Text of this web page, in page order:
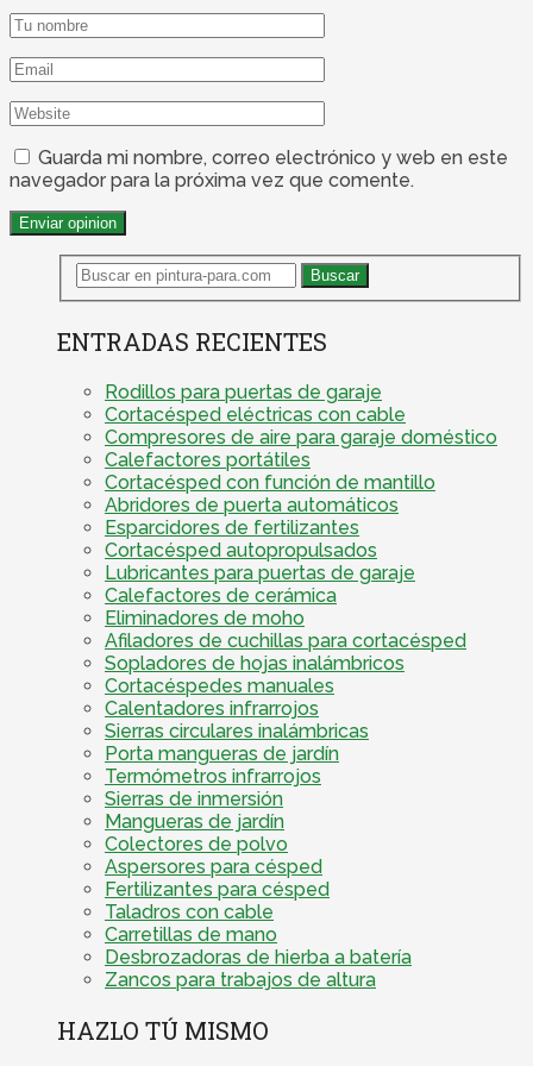
Guarda mi nombre, correo electrónico y web en este
navegador para la próxima vez que comente.
ENTRADAS RECIENTES
Rodillos para puertas de garaje
Cortacésped eléctricas con cable
Compresores de aire para garaje doméstico
Calefactores portátiles
Cortacésped con función de mantillo
Abridores de puerta automáticos
Esparcidores de fertilizantes
Cortacésped autopropulsados
Lubricantes para puertas de garaje
Calefactores de cerámica
Eliminadores de moho
Afiladores de cuchillas para cortacésped
Sopladores de hojas inalámbricos
Cortacéspedes manuales
Calentadores infrarrojos
Sierras circulares inalámbricas
Porta mangueras de jardín
Termómetros infrarrojos
Sierras de inmersión
Mangueras de jardín
Colectores de polvo
Aspersores para césped
Fertilizantes para césped
Taladros con cable
Carretillas de mano
Desbrozadoras de hierba a batería
Zancos para trabajos de altura
HAZLO TÚ MISMO